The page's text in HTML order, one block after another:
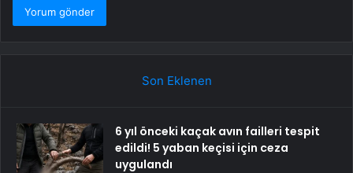
Son Eklenen
6 yıl önceki kaçak avın failleri tespit
edildi! 5 yaban keçisi için ceza
uygulandı